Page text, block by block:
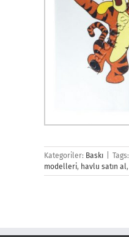
Kategoriler: Baskı Tags:
modelleri, havlu satın al,